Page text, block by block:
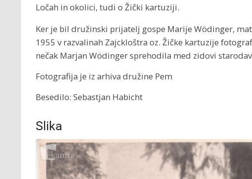
Ločah in okolici, tudi o Žički kartuziji.
Ker je bil družinski prijatelj gospe Marije Wödinger,
1955 v razvalinah Zajckloštra oz. Žičke kartuzije
nečak Marjan Wödinger sprehodila med zidovi
Fotografija je iz arhiva družine Pem
Besedilo: Sebastjan Habicht
Slika